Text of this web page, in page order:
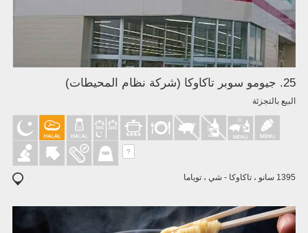
25. جيومو سوبر تاكاوكا (شركة نظام المحيطات)
البيع بالتجزئة
?
1395 سانو ، تاكاوكا - شي ، توياما